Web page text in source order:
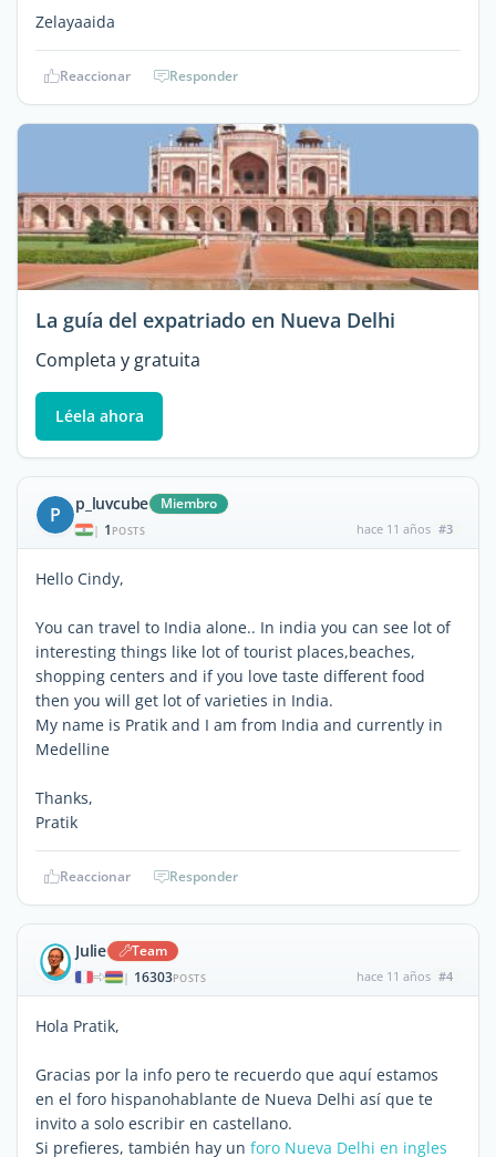
Zelayaaida
Reaccionar Responder
La guía del expatriado en Nueva Delhi
Completa y gratuita
Léela ahora
P p_luvcube Miembro
| 1 POSTS hace 11 años #3
Hello Cindy,
You can travel to India alone.. In india you can see lot of
interesting things like lot of tourist places,beaches,
shopping centers and if you love taste different food
then you will get lot of varieties in India.
My name is Pratik and I am from India and currently in
Medelline
Thanks,
Pratik
Reaccionar Responder
Julie Team
| 16303POSTS hace 11 años #4
Hola Pratik,
Gracias por la info pero te recuerdo que aquí estamos
en el foro hispanohablante de Nueva Delhi así que te
invito a solo escribir en castellano.
Si prefieres, también hay un foro Nueva Delhi en ingles